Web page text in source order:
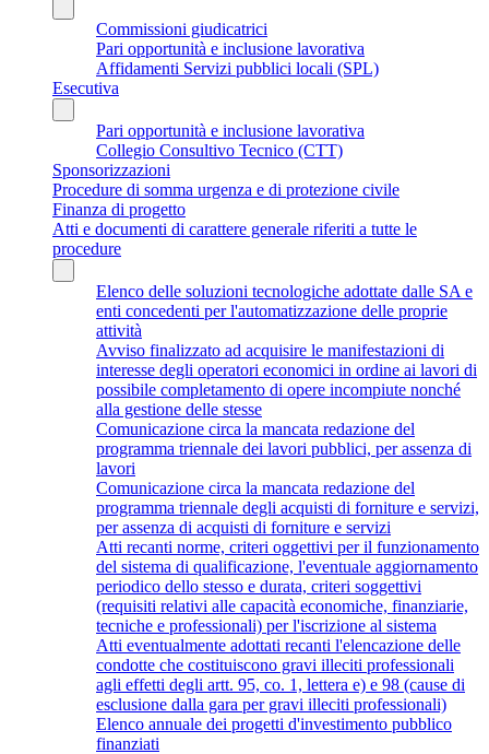
Commissioni giudicatrici
Pari opportunità e inclusione lavorativa
Affidamenti Servizi pubblici locali (SPL)
Esecutiva
Pari opportunità e inclusione lavorativa
Collegio Consultivo Tecnico (CTT)
Sponsorizzazioni
Procedure di somma urgenza e di protezione civile
Finanza di progetto
Atti e documenti di carattere generale riferiti a tutte le
procedure
Elenco delle soluzioni tecnologiche adottate dalle SA e
enti concedenti per l'automatizzazione delle proprie
attività
Avviso finalizzato ad acquisire le manifestazioni di
interesse degli operatori economici in ordine ai lavori di
possibile completamento di opere incompiute nonché
alla gestione delle stesse
Comunicazione circa la mancata redazione del
programma triennale dei lavori pubblici, per assenza di
lavori
Comunicazione circa la mancata redazione del
programma triennale degli acquisti di forniture e servizi,
per assenza di acquisti di forniture e servizi
Atti recanti norme, criteri oggettivi per il funzionamento
del sistema di qualificazione, l'eventuale aggiornamento
periodico dello stesso e durata, criteri soggettivi
(requisiti relativi alle capacità economiche, finanziarie,
tecniche e professionali) per l'iscrizione al sistema
Atti eventualmente adottati recanti l'elencazione delle
condotte che costituiscono gravi illeciti professionali
agli effetti degli artt. 95, co. 1, lettera e) e 98 (cause di
esclusione dalla gara per gravi illeciti professionali)
Elenco annuale dei progetti d'investimento pubblico
finanziati